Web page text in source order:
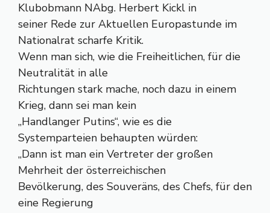
Klubobmann NAbg. Herbert Kickl in
seiner Rede zur Aktuellen Europastunde im
Nationalrat scharfe Kritik.
Wenn man sich, wie die Freiheitlichen, für die
Neutralität in alle
Richtungen stark mache, noch dazu in einem
Krieg, dann sei man kein
„Handlanger Putins“, wie es die
Systemparteien behaupten würden:
„Dann ist man ein Vertreter der großen
Mehrheit der österreichischen
Bevölkerung, des Souveräns, des Chefs, für den
eine Regierung